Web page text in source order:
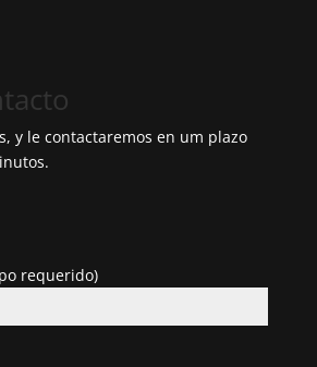
y le contactaremos en um plazo
requerido)